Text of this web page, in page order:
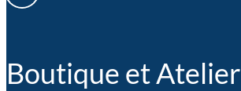
Boutique et Atelier